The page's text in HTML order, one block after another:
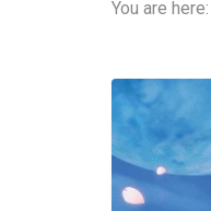
You are here: